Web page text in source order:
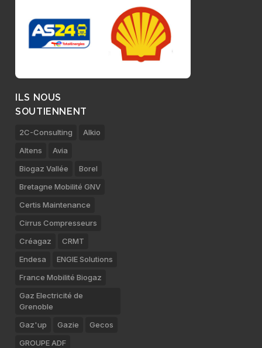
ILS NOUS
SOUTIENNENT
2C-Consulting
Alkio
Altens
Avia
Biogaz Vallée
Borel
Bretagne Mobilité GNV
Certis Maintenance
Cirrus Compresseurs
Créagaz
CRMT
Endesa
ENGIE Solutions
France Mobilité Biogaz
Gaz Electricité de
Grenoble
Gaz'up
Gazie
Gecos
GROUPE ADF